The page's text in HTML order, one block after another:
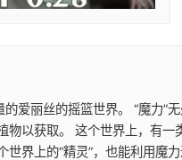
爱丽丝的摇篮世界。 “魔力
物以获取。 这个世界上，有
世界上的“精灵”，也能利用